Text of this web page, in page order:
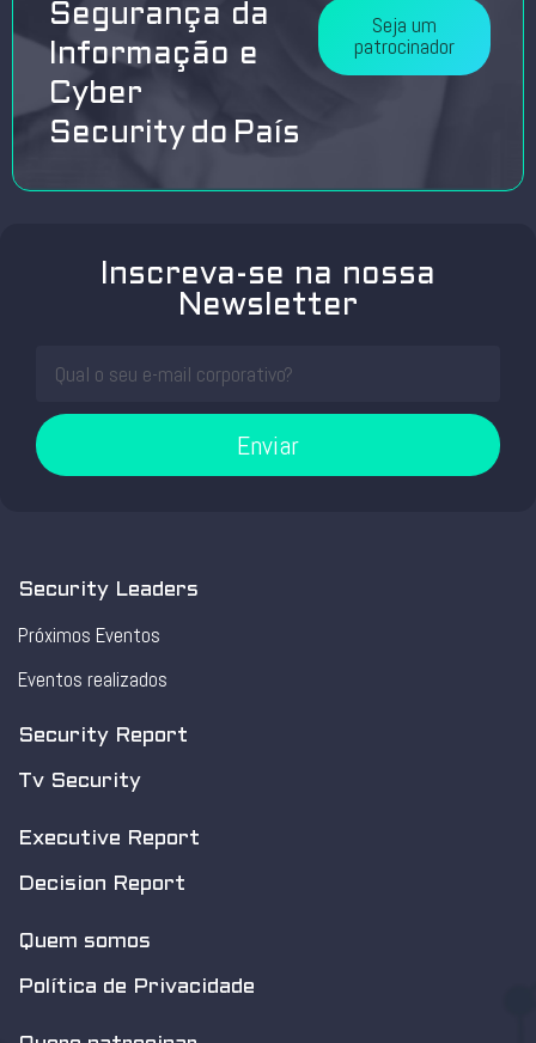
Segurança da
Informação e
Cyber
Security do País
Seja um
patrocinador
Inscreva-se na nossa
Newsletter
Enviar
Security Leaders
Próximos Eventos
Eventos realizados
Security Report
Tv Security
Executive Report
Decision Report
Quem somos
Política de Privacidade